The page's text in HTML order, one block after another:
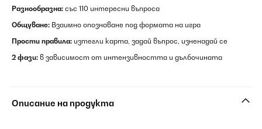
Разнообразна: със 110 интересни въпроса
Общуване: Взаимно опознаване под формата на игра
Прости правила: изтегли карта, задай въпрос, изненадай се
2 фази: в зависимост от интензивността и дълбочината
Описание на продукта